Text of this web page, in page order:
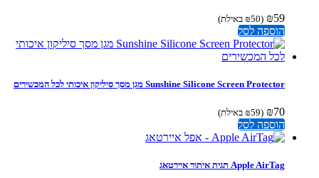
(
₪50 באילת)
הוספה לסל
Sunshine Silicone Screen Protector מגן מסך סיליקון איכותי לכל המכשירים
(
₪59 באילת)
הוספה לסל
Apple AirTag תגית איתור איירטאג